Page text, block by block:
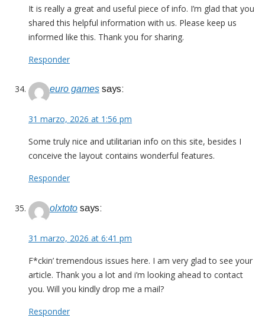
It is really a great and useful piece of info. I’m glad that you
shared this helpful information with us. Please keep us
informed like this. Thank you for sharing.
Responder
euro games says:
31 marzo, 2026 at 1:56 pm
Some truly nice and utilitarian info on this site, besides I
conceive the layout contains wonderful features.
Responder
olxtoto says:
31 marzo, 2026 at 6:41 pm
F*ckin’ tremendous issues here. I am very glad to see your
article. Thank you a lot and i’m looking ahead to contact
you. Will you kindly drop me a mail?
Responder